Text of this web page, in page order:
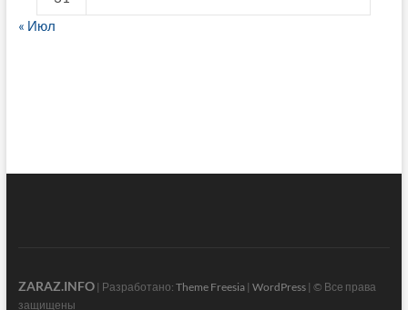
« Июл
ZARAZ.INFO| Разработано: Theme Freesia| WordPress| © Все права
защищены